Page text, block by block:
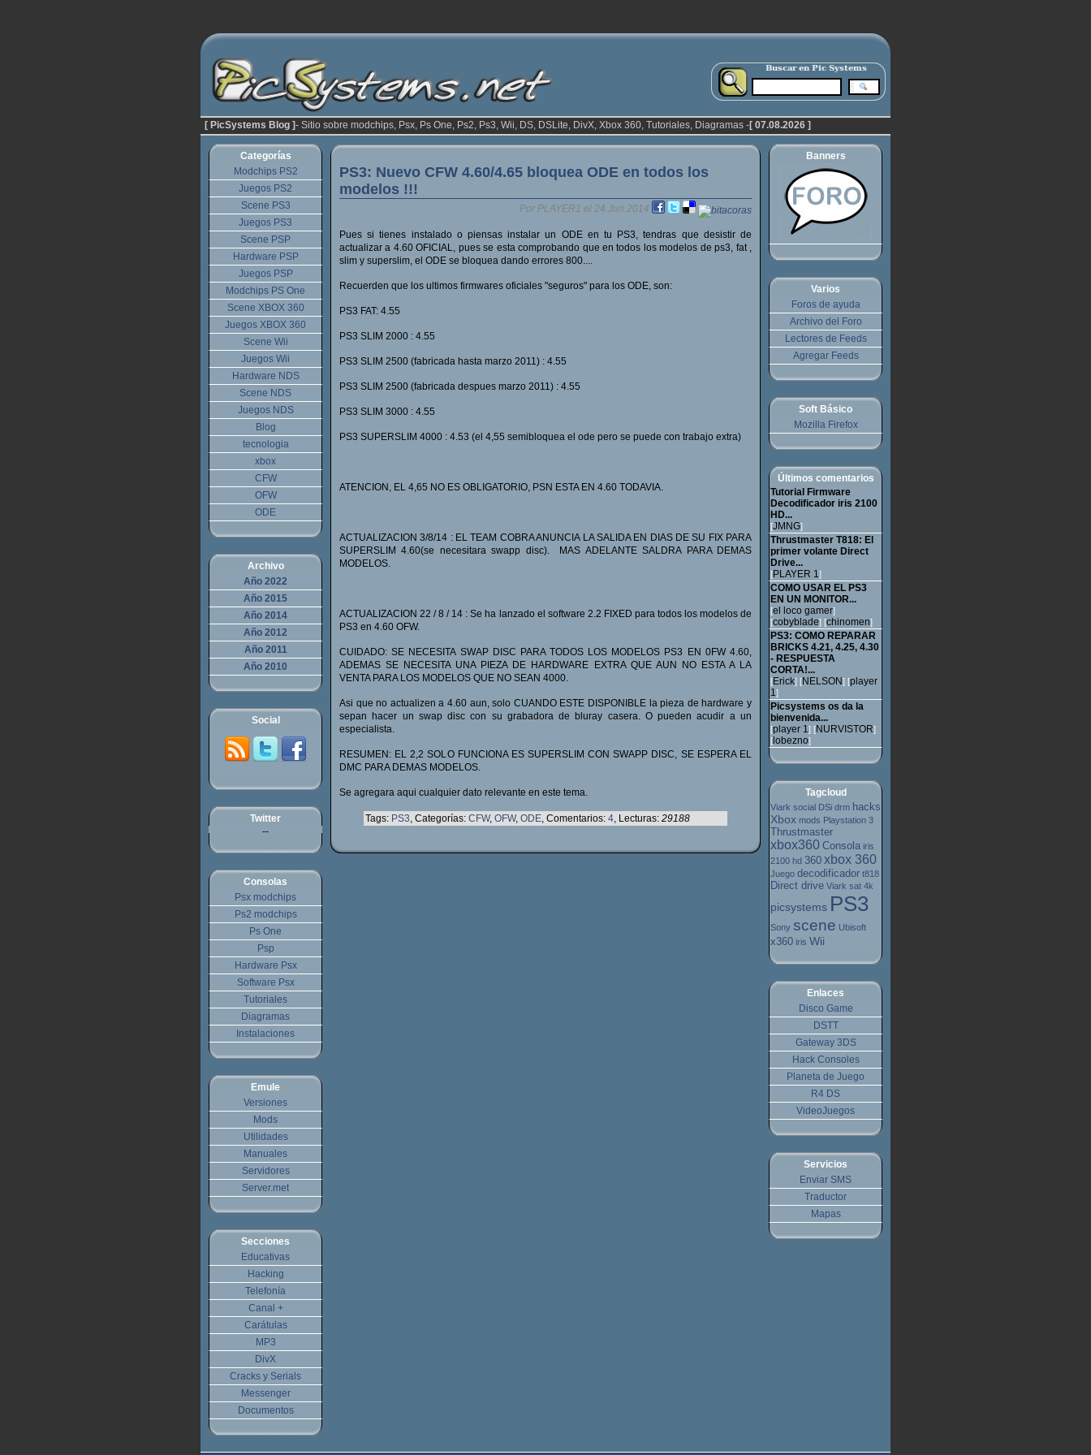
[ PicSystems Blog ]- Sitio sobre modchips, Psx, Ps One, Ps2, Ps3, Wii, DS, DSLite, DivX, Xbox 360, Tutoriales, Diagramas -[ 07.08.2026 ]
PS3: Nuevo CFW 4.60/4.65 bloquea ODE en todos los
modelos !!!
Por PLAYER1 el 24.Jun.2014
Pues si tienes instalado o piensas instalar un ODE en tu PS3, tendras que desistir de
actualizar a 4.60 OFICIAL, pues se esta comprobando que en todos los modelos de ps3, fat ,
slim y superslim, el ODE se bloquea dando errores 800....
Recuerden que los ultimos firmwares oficiales "seguros" para los ODE, son:
PS3 FAT: 4.55
PS3 SLIM 2000 : 4.55
PS3 SLIM 2500 (fabricada hasta marzo 2011) : 4.55
PS3 SLIM 2500 (fabricada despues marzo 2011) : 4.55
PS3 SLIM 3000 : 4.55
PS3 SUPERSLIM 4000 : 4.53 (el 4,55 semibloquea el ode pero se puede con trabajo extra)
ATENCION, EL 4,65 NO ES OBLIGATORIO, PSN ESTA EN 4.60 TODAVIA.
ACTUALIZACION 3/8/14 : EL TEAM COBRA ANUNCIA LA SALIDA EN DIAS DE SU FIX PARA
SUPERSLIM 4.60(se necesitara swapp disc). MAS ADELANTE SALDRA PARA DEMAS
MODELOS.
ACTUALIZACION 22 / 8 / 14 : Se ha lanzado el software 2.2 FIXED para todos los modelos de
PS3 en 4.60 OFW.
CUIDADO: SE NECESITA SWAP DISC PARA TODOS LOS MODELOS PS3 EN 0FW 4.60,
ADEMAS SE NECESITA UNA PIEZA DE HARDWARE EXTRA QUE AUN NO ESTA A LA
VENTA PARA LOS MODELOS QUE NO SEAN 4000.
Asi que no actualizen a 4.60 aun, solo CUANDO ESTE DISPONIBLE la pieza de hardware y
sepan hacer un swap disc con su grabadora de bluray casera. O pueden acudir a un
especialista.
RESUMEN: EL 2,2 SOLO FUNCIONA ES SUPERSLIM CON SWAPP DISC, SE ESPERA EL
DMC PARA DEMAS MODELOS.
Se agregara aqui cualquier dato relevante en este tema.
Tags: PS3, Categorías: CFW, OFW, ODE, Comentarios: 4, Lecturas: 29188
Banners
Varios
Foros de ayuda
Archivo del Foro
Lectores de Feeds
Agregar Feeds
Soft Básico
Mozilla Firefox
Últimos comentarios
Tutorial Firmware
Decodificador iris 2100
HD...
[JMNG]
Thrustmaster T818: El
primer volante Direct
Drive...
[PLAYER 1]
COMO USAR EL PS3
EN UN MONITOR...
[el loco gamer]
[cobyblade] [chinomen]
PS3: COMO REPARAR
BRICKS 4.21, 4.25, 4.30
- RESPUESTA
CORTA!...
[Erick] [NELSON] [player
1]
Picsystems os da la
bienvenida...
[player 1] [NURVISTOR]
[ lobezno]
Tagcloud
Viark social DSi drm hacks
Xbox mods Playstation 3
Thrustmaster
xbox360 Consola iris
2100 hd 360 xbox 360
Juego decodificador t818
Direct drive Viark sat 4k
picsystems PS3
Sony scene Ubisoft
x360 iris Wii
Enlaces
Disco Game
DSTT
Gateway 3DS
Hack Consoles
Planeta de Juego
R4 DS
VideoJuegos
Servicios
Enviar SMS
Traductor
Mapas
Categorías
Modchips PS2
Juegos PS2
Scene PS3
Juegos PS3
Scene PSP
Hardware PSP
Juegos PSP
Modchips PS One
Scene XBOX 360
Juegos XBOX 360
Scene Wii
Juegos Wii
Hardware NDS
Scene NDS
Juegos NDS
Blog
tecnologia
xbox
CFW
OFW
ODE
Archivo
Año 2022
Año 2015
Año 2014
Año 2012
Año 2011
Año 2010
Social
Twitter
--
Consolas
Psx modchips
Ps2 modchips
Ps One
Psp
Hardware Psx
Software Psx
Tutoriales
Diagramas
Instalaciones
Emule
Versiones
Mods
Utilidades
Manuales
Servidores
Server.met
Secciones
Educativas
Hacking
Telefonía
Canal +
Carátulas
MP3
DivX
Cracks y Serials
Messenger
Documentos